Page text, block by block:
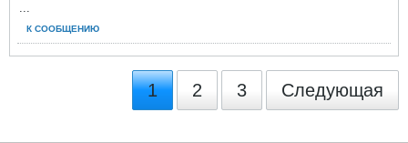
...
К СООБЩЕНИЮ
1 2 3 Следующая